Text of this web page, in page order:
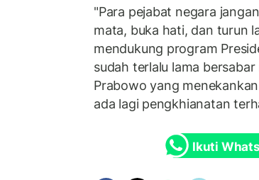
"Para pejabat negara
mata, buka hati, dan turun
mendukung program
sudah terlalu lama
Prabowo yang
ada lagi pengkhianatan
Ikuti